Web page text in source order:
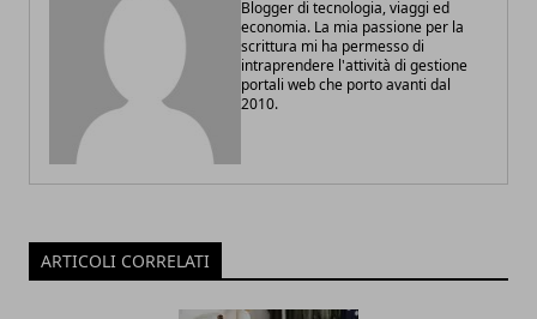
Blogger di tecnologia, viaggi ed
economia. La mia passione per la
scrittura mi ha permesso di
intraprendere l'attività di gestione
portali web che porto avanti dal
2010.
ARTICOLI CORRELATI